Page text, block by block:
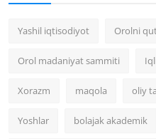
Yashil iqtisodiyot Orolni
Orol madaniyat sammiti
Xorazm maqola oliy
Yoshlar bolajak akademik